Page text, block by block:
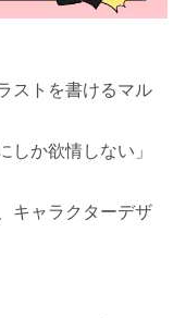
ストを書けるマル
しか欲情しない」
キャラクターデザ